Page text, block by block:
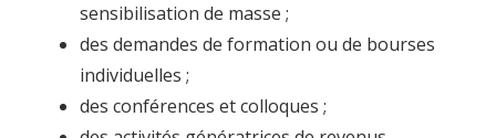
sensibilisation de masse ;
des demandes de formation ou de bourses
individuelles ;
des conférences et colloques ;